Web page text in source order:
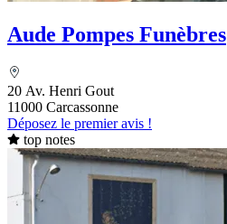
Aude Pompes Funèbres
20 Av. Henri Gout
11000 Carcassonne
Déposez le premier avis !
top notes